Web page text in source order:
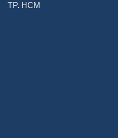
TP. HCM